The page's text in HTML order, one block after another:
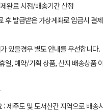
완료 시점/배송기간 산정
후 발급받은 가상계좌로 입금시
있을경우 별도 안내를 우선합니다.
일, 예약/기획 상품, 산지 배송상품
: 제주도 및 도서산간 지역으로 배